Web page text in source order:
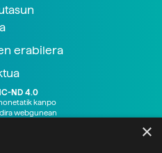
erabilera
ND 4.0
kanpo
webgunean
×